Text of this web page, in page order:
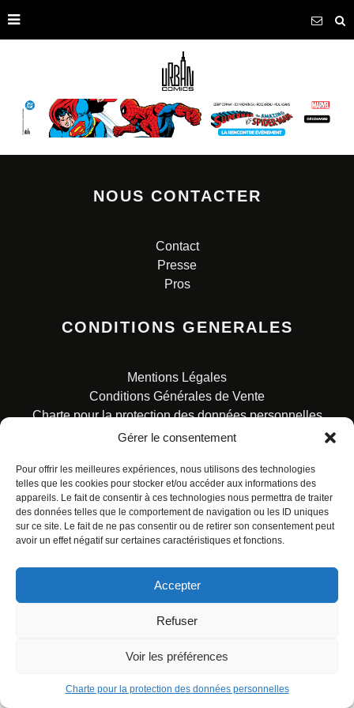
Gérer le consentement
Pour offrir les meilleures expériences, nous utilisons des technologies
telles que les cookies pour stocker et/ou accéder aux informations des
appareils. Le fait de consentir à ces technologies nous permettra de traiter
des données telles que le comportement de navigation ou les ID uniques
sur ce site. Le fait de ne pas consentir ou de retirer son consentement peut
avoir un effet négatif sur certaines caractéristiques et fonctions.
Accepter
Refuser
Voir les préférences
Charte pour la protection des données personnelles
NOUS CONTACTER
Contact
Presse
Pros
CONDITIONS GENERALES
Mentions Légales
Conditions Générales de Vente
Charte pour la protection des données personnelles
© ALL RIGHTS RESERVED. URBAN COMICS POUR LES
ÉDITIONS FRANÇAISES.